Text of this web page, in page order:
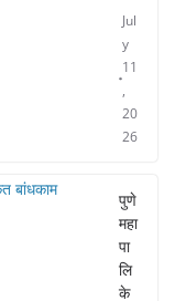
Jul
y
11
,
20
26
पुणे
महा
पा
लि
के